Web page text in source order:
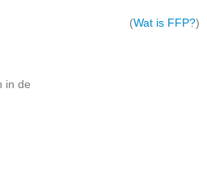
in de
(Wat is FFP?)